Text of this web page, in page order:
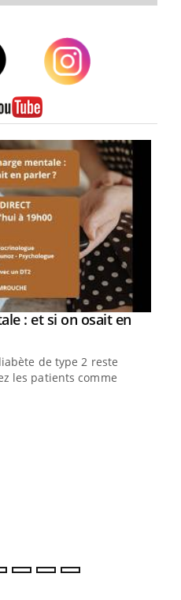
: et si on osait en
de type 2 reste
les patients comme